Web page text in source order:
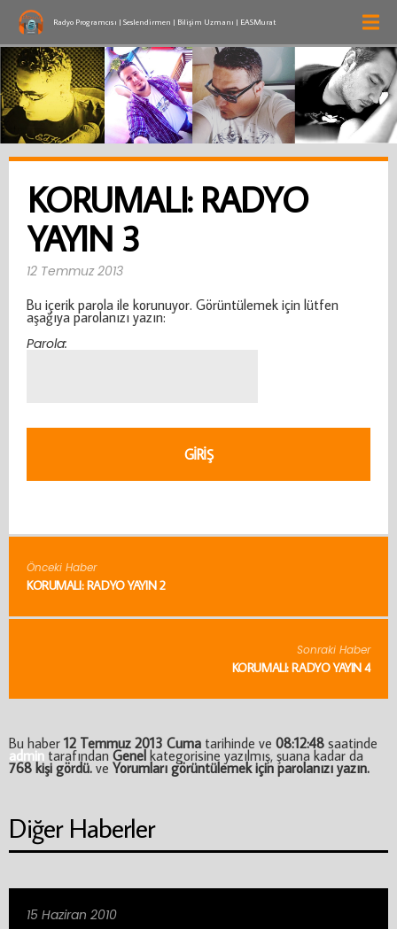
Radyo Programcısı | Seslendirmen | Bilişim Uzmanı | EASMurat
KORUMALI: RADYO
YAYIN 3
12 Temmuz 2013
Bu içerik parola ile korunuyor. Görüntülemek için lütfen
aşağıya parolanızı yazın:
Parola:
Önceki Haber
KORUMALI: RADYO YAYIN 2
Sonraki Haber
KORUMALI: RADYO YAYIN 4
Bu haber 12 Temmuz 2013 Cuma tarihinde ve 08:12:48 saatinde
admin tarafından Genel kategorisine yazılmış, şuana kadar da
768 kişi gördü. ve Yorumları görüntülemek için parolanızı yazın.
Diğer Haberler
15 Haziran 2010